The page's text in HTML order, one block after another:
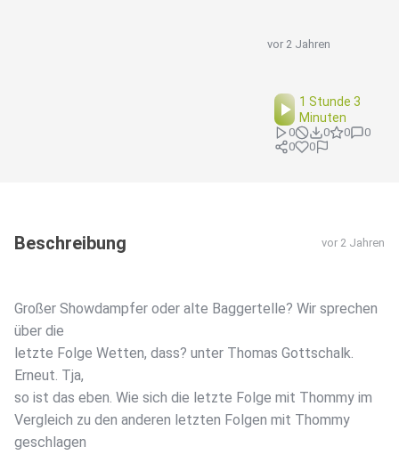
vor 2 Jahren
1 Stunde 3
Minuten
0 0 0
0
0
0
Beschreibung vor 2 Jahren
Großer Showdampfer oder alte Baggertelle? Wir sprechen
über die
letzte Folge Wetten, dass? unter Thomas Gottschalk.
Erneut. Tja,
so ist das eben. Wie sich die letzte Folge mit Thommy im
Vergleich zu den anderen letzten Folgen mit Thommy
geschlagen